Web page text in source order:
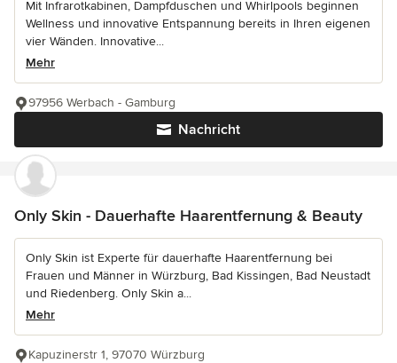
Mit Infrarotkabinen, Dampfduschen und Whirlpools beginnen
Wellness und innovative Entspannung bereits in Ihren eigenen
vier Wänden. Innovative...
Mehr
Nachricht
97956 Werbach - Gamburg
Only Skin - Dauerhafte Haarentfernung & Beauty
Only Skin ist Experte für dauerhafte Haarentfernung bei
Frauen und Männer in Würzburg, Bad Kissingen, Bad Neustadt
und Riedenberg. Only Skin a...
Mehr
Kapuzinerstr 1, 97070 Würzburg